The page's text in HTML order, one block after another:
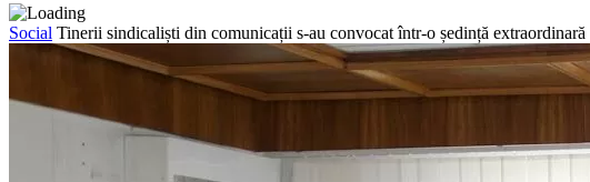
Social Tinerii sindicaliști din comunicații s-au convocat într-o ședință extraordinară